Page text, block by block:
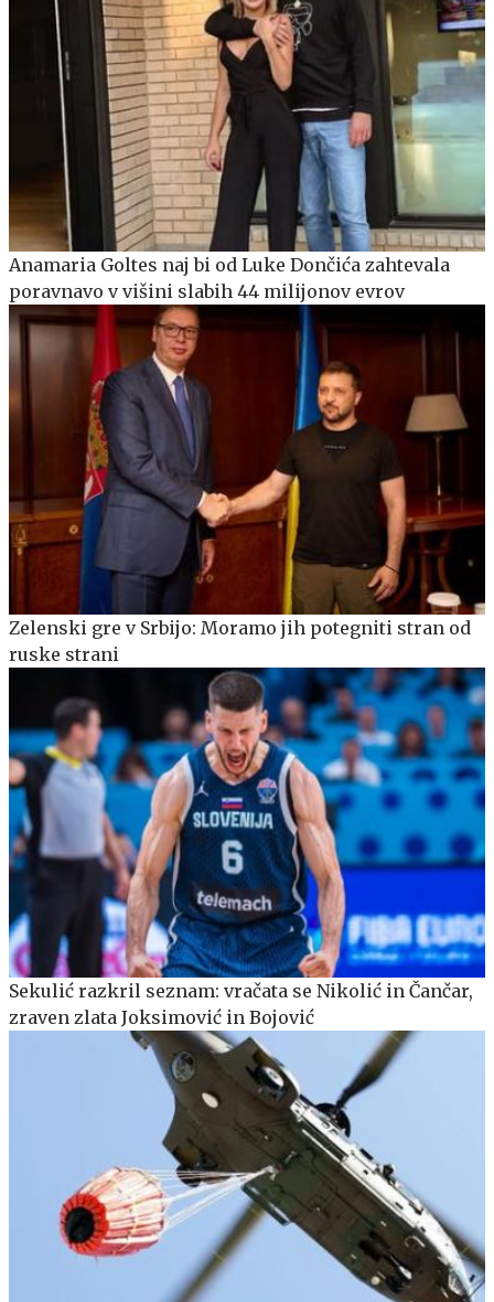
Anamaria Goltes naj bi od Luke Dončića zahtevala
poravnavo v višini slabih 44 milijonov evrov
Zelenski gre v Srbijo: Moramo jih potegniti stran od
ruske strani
Sekulić razkril seznam: vračata se Nikolić in Čančar,
zraven zlata Joksimović in Bojović